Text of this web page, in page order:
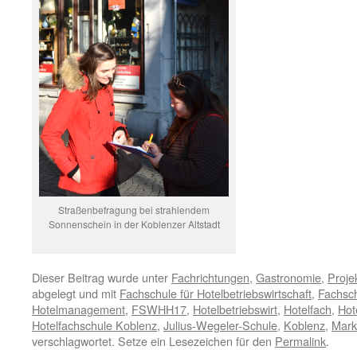
Straßenbefragung bei strahlendem
Sonnenschein in der Koblenzer Altstadt
Dieser Beitrag wurde unter Fachrichtungen, Gastronomie,
abgelegt und mit Fachschule für Hotelbetriebswirtschaft,
Hotelmanagement, FSWHH17, Hotelbetriebswirt, Hotelfach,
Hotelfachschule Koblenz, Julius-Wegeler-Schule, Koblenz,
verschlagwortet. Setze ein Lesezeichen für den Permalink.